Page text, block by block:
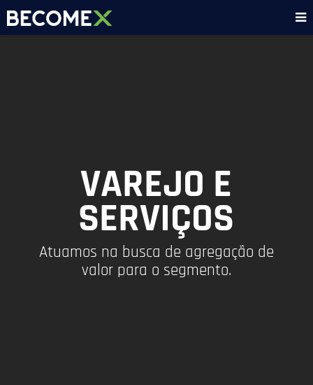
VAREJO E
SERVIÇOS
Atuamos na busca de agregação de
valor para o segmento.